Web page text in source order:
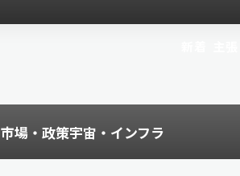
市場・政策宇宙・インフラ